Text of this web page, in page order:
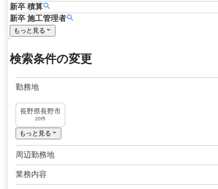
新卒 積算
新卒 施工管理者
もっと見る
検索条件の変更
勤務地
長野県長野市
20件
もっと見る
周辺勤務地
業務内容